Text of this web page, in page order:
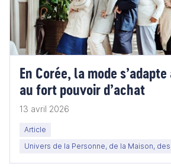
En Corée, la mode
au fort pouvoir d’achat
13 avril 2026
Article
Univers de la Personne, de la Maison,